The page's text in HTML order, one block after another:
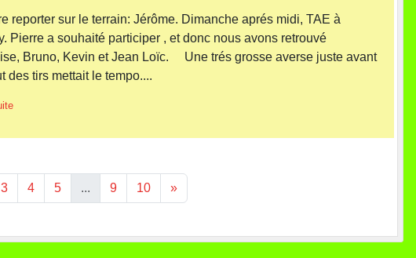
reporter sur le terrain: Jérôme. Dimanche aprés midi, TAE à
Pierre a souhaité participer , et donc nous avons retrouvé
Bruno, Kevin et Jean Loïc. Une trés grosse averse juste avant
des tirs mettait le tempo....
3 4 5 ... 9 10 »